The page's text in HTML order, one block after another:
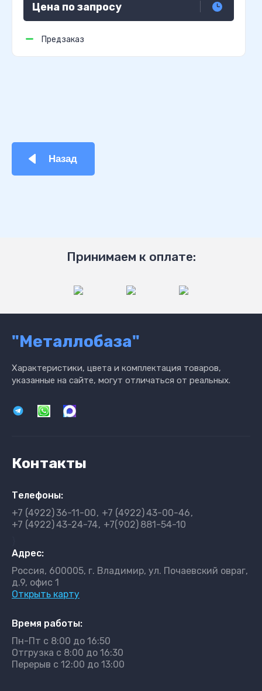
Цена по запросу
Предзаказ
Назад
Принимаем к оплате:
"Металлобаза"
Характеристики, цвета и комплектация товаров,
указанные на сайте, могут отличаться от реальных.
Контакты
Телефоны:
+7 (4922)36-11-00 +7 (4922)43-00-46
+7 (4922)43-24-74 +7(902) 881-54-10
Адрес:
Россия, 600005, г. Владимир, ул. Почаевский овраг,
д.9, офис 1
Открыть карту
Время работы:
Пн-Пт с 8:00 до 16:50
Отгрузка с 8:00 до 16:30
Перерыв с 12:00 до 13:00